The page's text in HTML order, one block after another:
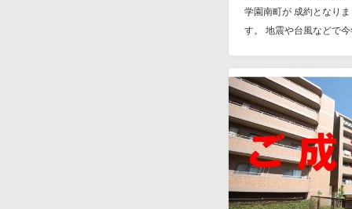
学園南町が 成約となり
す。 地震や台風などで